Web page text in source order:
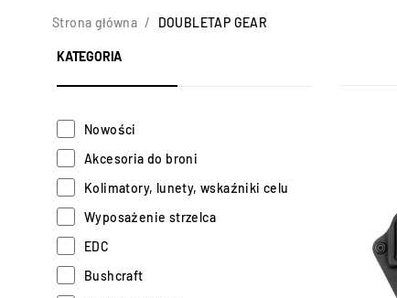
Strona główna / DOUBLETAP GEAR
KATEGORIA
Nowości
Akcesoria do broni
Kolimatory, lunety, wskaźniki celu
Wyposażenie strzelca
EDC
Bushcraft